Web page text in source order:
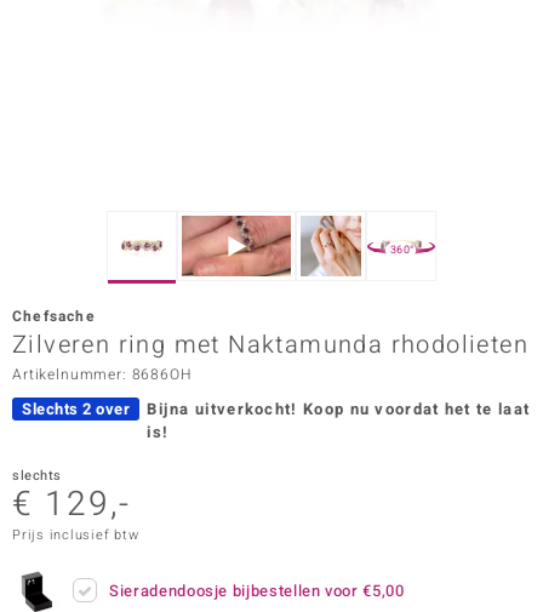
Vogue
in Italy
Paraíso
360°
Chefsache
Zilveren ring met Naktamunda rhodolieten
Artikelnummer: 8686OH
Slechts 2 over Bijna uitverkocht! Koop nu voordat het te laat
is!
slechts
€ 129,-
Prijs inclusief btw
Sieradendoosje bijbestellen voor€5,00